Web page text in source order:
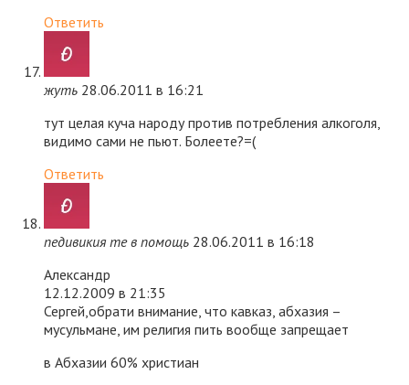
Ответить
жуть 28.06.2011 в 16:21
тут целая куча народу против потребления алкоголя,
видимо сами не пьют. Болеете?=(
Ответить
педивикия те в помощь 28.06.2011 в 16:18
Александр
12.12.2009 в 21:35
Сергей,обрати внимание, что кавказ, абхазия –
мусульмане, им религия пить вообще запрещает
в Абхазии 60% христиан